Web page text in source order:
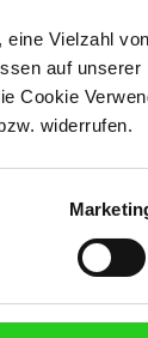
eine Vielzahl von
auf unserer
Cookie
widerrufen.